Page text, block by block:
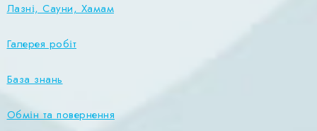
Лазні, Сауни, Хамам
Галерея робіт
База знань
Обмін та повернення